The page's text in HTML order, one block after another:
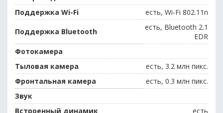
Поддержка Wi-Fi
есть, Wi-Fi 802.11n
Поддержка Bluetooth
есть, Bluetooth 2.1
EDR
Фотокамера
Тыловая камера
есть, 3.2 млн пикс.
Фронтальная камера
есть, 0.3 млн пикс.
Звук
Встроенный динамик
есть